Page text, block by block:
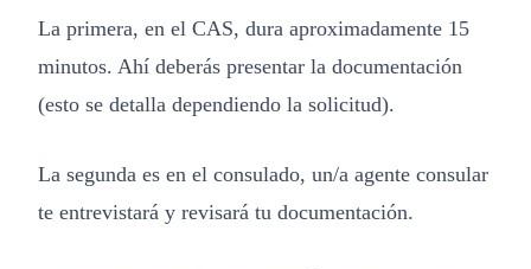
La primera, en el CAS, dura aproximadamente 15
minutos. Ahí deberás presentar la documentación
(esto se detalla dependiendo la solicitud).
La segunda es en el consulado, un/a agente consular
te entrevistará y revisará tu documentación.